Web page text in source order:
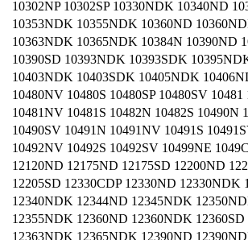
10302NP 10302SP 10330NDK 10340ND
10353NDK 10355NDK 10360ND
10363NDK 10365NDK 10384N 10390ND
10390SD 10393NDK 10393SDK
10403NDK 10403SDK 10405NDK
10480NV 10480S 10480SP 10480SV 10481
10481NV 10481S 10482N 10482S 10490N
10490SV 10491N 10491NV 10491S
10492NV 10492S 10492SV 10499NE
12120ND 12175ND 12175SD 12200ND
12205SD 12330CDP 12330ND 12330NDK
12340NDK 12344ND 12345NDK
12355NDK 12360ND 12360NDK 12360SD
12363NDK 12365NDK 12390ND